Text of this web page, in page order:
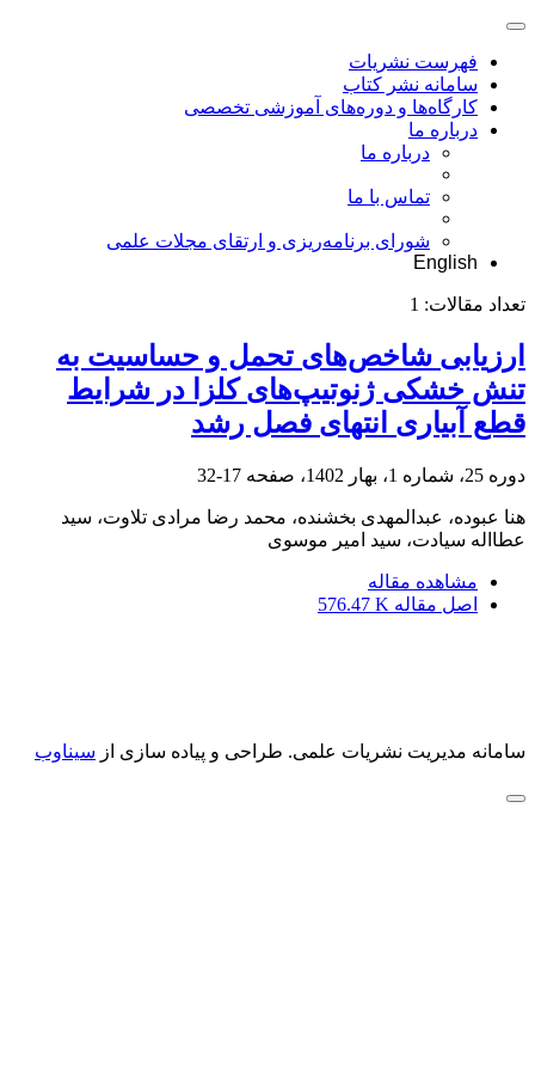
فهرست نشریات
سامانه نشر کتاب
کارگاه‌ها و دوره‌های آموزشی تخصصی
درباره ما
درباره ما
تماس با ما
شورای برنامه‌ریزی و ارتقای مجلات علمی
English
تعداد مقالات: 1
ارزیابی شاخص‌های تحمل و حساسیت به
تنش خشکی ژنوتیپ‌های کلزا در شرایط
قطع آبیاری انتهای فصل رشد
دوره 25، شماره 1، بهار 1402، صفحه 17-32
هنا عبوده، عبدالمهدی بخشنده، محمد رضا مرادی تلاوت، سید
عطااله سیادت، سید امیر موسوی
مشاهده مقاله
اصل مقاله 576.47 K
سامانه مدیریت نشریات علمی. طراحی و پیاده سازی از سیناوب